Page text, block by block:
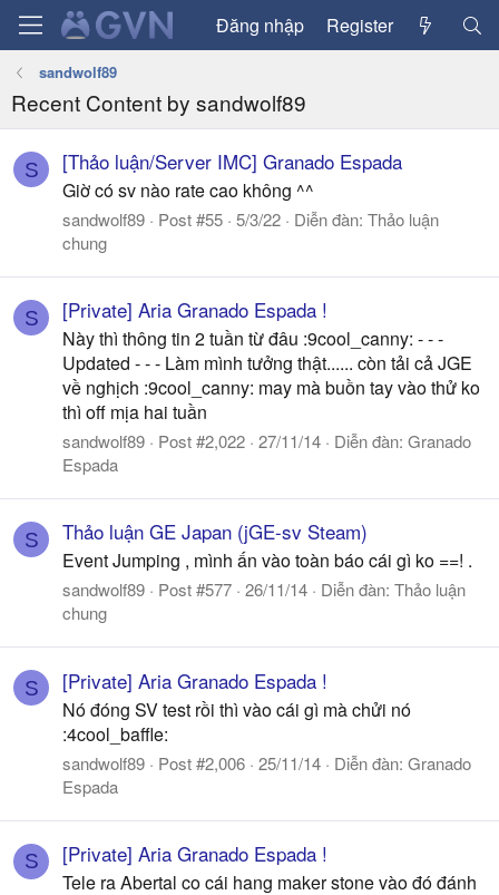
Đăng nhập Register
sandwolf89
Recent Content by sandwolf89
S [Thảo luận/Server IMC] Granado Espada
Giờ có sv nào rate cao không ^^
sandwolf89 Post #55 5/3/22 Diễn đàn: Thảo luận
chung
S [Private] Aria Granado Espada !
Này thì thông tin 2 tuần từ đâu :9cool_canny: - - -
Updated - - - Làm mình tưởng thật...... còn tải cả JGE
về nghịch :9cool_canny: may mà buồn tay vào thử ko
thì off mịa hai tuần
sandwolf89 Post #2,022 27/11/14 Diễn đàn: Granado
Espada
S Thảo luận GE Japan (jGE-sv Steam)
Event Jumping , mình ấn vào toàn báo cái gì ko ==! .
sandwolf89 Post #577 26/11/14 Diễn đàn: Thảo luận
chung
S [Private] Aria Granado Espada !
Nó đóng SV test rồi thì vào cái gì mà chửi nó
:4cool_baffle:
sandwolf89 Post #2,006 25/11/14 Diễn đàn: Granado
Espada
S [Private] Aria Granado Espada !
Tele ra Abertal co cái hang maker stone vào đó đánh